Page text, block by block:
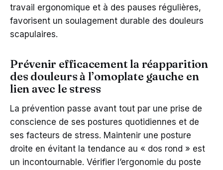
travail ergonomique et à des pauses régulières,
favorisent un soulagement durable des douleurs
scapulaires.
Prévenir efficacement la réapparition
des douleurs à l’omoplate gauche en
lien avec le stress
La prévention passe avant tout par une prise de
conscience de ses postures quotidiennes et de
ses facteurs de stress. Maintenir une posture
droite en évitant la tendance au « dos rond » est
un incontournable. Vérifier l’ergonomie du poste